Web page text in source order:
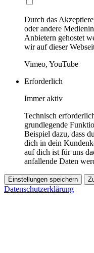
Durch das
oder andere
Anbietern gehostet
wir auf dieser
Vimeo, YouTube
Erforderlich
Immer aktiv
Technisch
grundlegende
Beispiel dazu, dass
dich in dein
auf dich ist für uns
anfallende Daten
Einstellungen speichern
Datenschutzerklärung